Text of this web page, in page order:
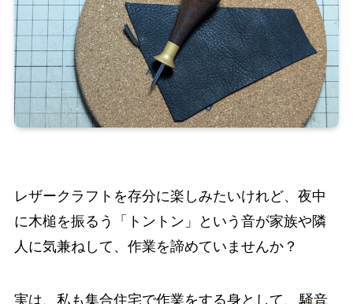
レザークラフトを存分に楽しみたいけれど、夜中
に木槌を振るう「トントン」という音が家族や隣
人に気兼ねして、作業を諦めていませんか？
実は、私も集合住宅で作業をする身として、 騒音